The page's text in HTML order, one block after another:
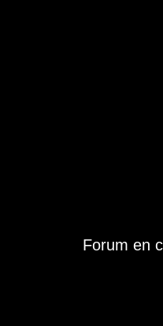
Forum en